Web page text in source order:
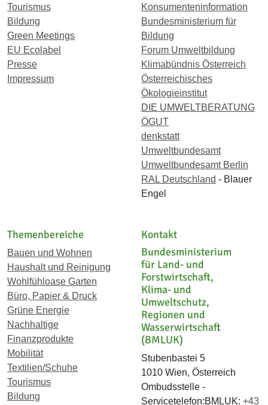
Tourismus
Bildung
Green Meetings
EU Ecolabel
Presse
Impressum
Konsumenteninformation
Bundesministerium für
Bildung
Forum Umweltbildung
Klimabündnis Österreich
Österreichisches
Ökologieinstitut
DIE UMWELTBERATUNG
ÖGUT
denkstatt
Umweltbundesamt
Umweltbundesamt Berlin
RAL Deutschland - Blauer
Engel
Themenbereiche
Bauen und Wohnen
Haushalt und Reinigung
Wohlfühloase Garten
Büro, Papier & Druck
Grüne Energie
Nachhaltige
Finanzprodukte
Mobilität
Textilien/Schuhe
Tourismus
Bildung
Kontakt
Bundesministerium
für Land- und
Forstwirtschaft,
Klima- und
Umweltschutz,
Regionen und
Wasserwirtschaft
(BMLUK)
Stubenbastei 5
1010 Wien, Österreich
Ombudsstelle -
Servicetelefon:BMLUK: +43